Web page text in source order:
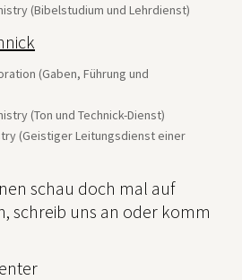
(Bibelstudium und Lehrdienst)
(Gaben, Führung und
(Ton und Technick-Dienst)
(Geistiger Leitungsdienst einer
schau doch mal auf
schreib uns an oder komm